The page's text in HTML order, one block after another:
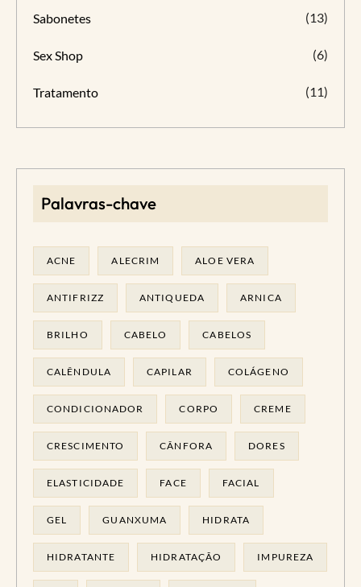
Sabonetes (13)
Sex Shop (6)
Tratamento (11)
Palavras-chave
ACNE ALECRIM ALOE VERA
ANTIFRIZZ ANTIQUEDA ARNICA
BRILHO CABELO CABELOS
CALÊNDULA CAPILAR COLÁGENO
CONDICIONADOR CORPO CREME
CRESCIMENTO CÂNFORA DORES
ELASTICIDADE FACE FACIAL
GEL GUANXUMA HIDRATA
HIDRATANTE HIDRATAÇÃO IMPUREZA